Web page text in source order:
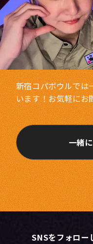
新宿コパボウルでは
います！お気軽にお
一緒
SNSをフォロー